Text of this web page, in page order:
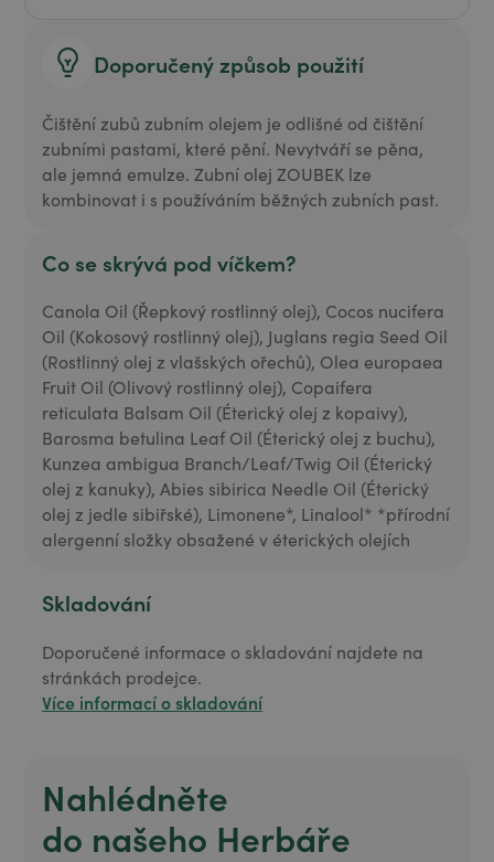
Doporučený způsob použití
Čištění zubů zubním olejem je odlišné od čištění
zubními pastami, které pění. Nevytváří se pěna,
ale jemná emulze. Zubní olej ZOUBEK lze
kombinovat i s používáním běžných zubních past.
Co se skrývá pod víčkem?
Canola Oil (Řepkový rostlinný olej), Cocos nucifera
Oil (Kokosový rostlinný olej), Juglans regia Seed Oil
(Rostlinný olej z vlašských ořechů), Olea europaea
Fruit Oil (Olivový rostlinný olej), Copaifera
reticulata Balsam Oil (Éterický olej z kopaivy),
Barosma betulina Leaf Oil (Éterický olej z buchu),
Kunzea ambigua Branch/Leaf/Twig Oil (Éterický
olej z kanuky), Abies sibirica Needle Oil (Éterický
olej z jedle sibiřské), Limonene*, Linalool* *přírodní
alergenní složky obsažené v éterických olejích
Skladování
Doporučené informace o skladování najdete na
stránkách prodejce.
Více informací o skladování
Nahlédněte
do našeho Herbáře